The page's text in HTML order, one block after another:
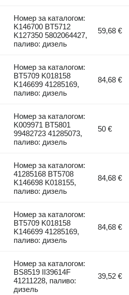
Номер за каталогом:
K146700 BT5712
K127350 5802064427,
паливо: дизель
59,68 €
Номер за каталогом:
BT5709 K018158
K146699 41285169,
паливо: дизель
84,68 €
Номер за каталогом:
K009971 BT5801
99482723 41285073,
паливо: дизель
50 €
Номер за каталогом:
41285168 BT5708
K146698 K018155,
паливо: дизель
84,68 €
Номер за каталогом:
BT5709 K018158
K146699 41285169,
паливо: дизель
84,68 €
Номер за каталогом:
BS8519 II39614F
41211228, паливо:
дизель
39,52 €